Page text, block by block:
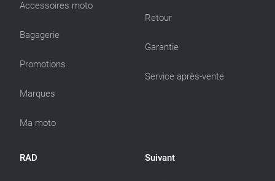
Accessoires moto
Bagagerie
Promotions
Marques
Ma moto
Retour
Garantie
Service après-vente
RAD Suivant